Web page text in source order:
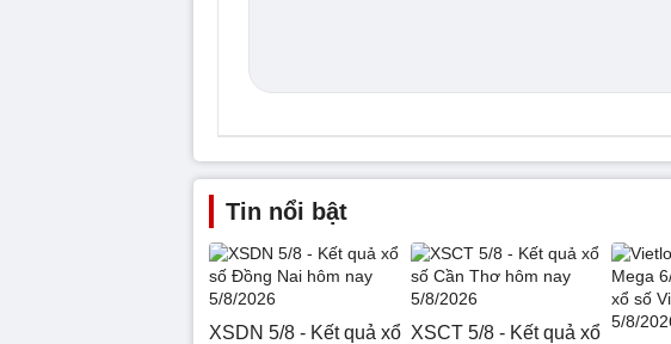
Tin nổi bật
XSDN 5/8 - Kết quả xổ XSCT 5/8 - Kết quả xổ